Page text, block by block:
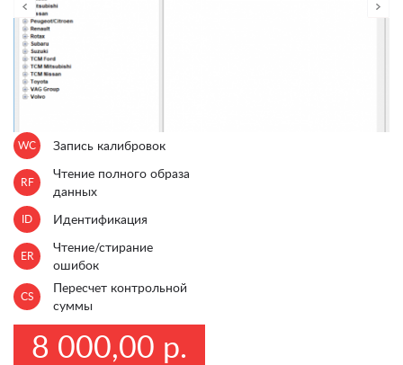
WC Запись калибровок
RF
Чтение полного образа
данных
ID Идентификация
ER
Чтение/стирание
ошибок
CS
Пересчет контрольной
суммы
8 000,00 р.